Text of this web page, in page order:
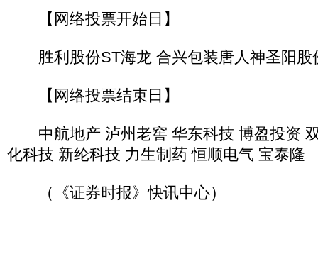
【网络投票开始日】
胜利股份ST海龙 合兴包装唐人神圣阳股
【网络投票结束日】
中航地产 泸州老窖 华东科技 博盈投资
化科技 新纶科技 力生制药 恒顺电气 宝泰隆
（《证券时报》快讯中心）